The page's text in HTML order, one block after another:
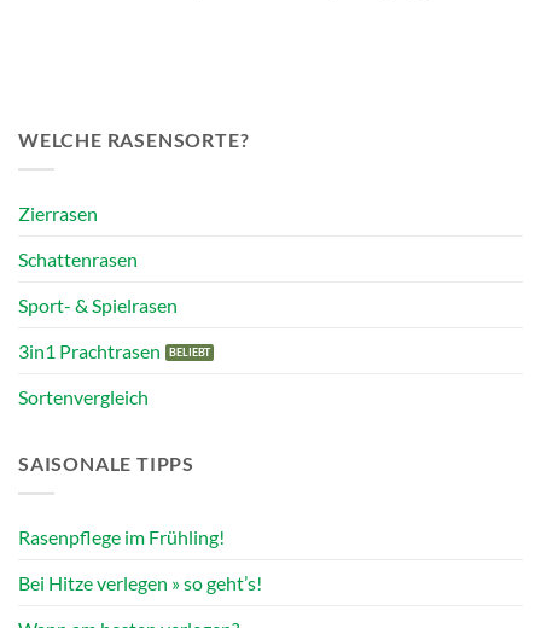
WELCHE RASENSORTE?
Zierrasen
Schattenrasen
Sport- & Spielrasen
3in1 Prachtrasen
Sortenvergleich
SAISONALE TIPPS
Rasenpflege im Frühling!
Bei Hitze verlegen » so geht’s!